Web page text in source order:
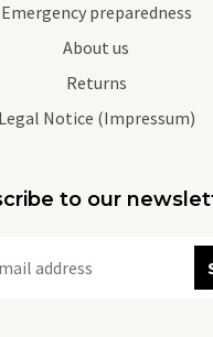
Emergency preparedness
About us
Returns
Legal Notice (Impressum)
to our